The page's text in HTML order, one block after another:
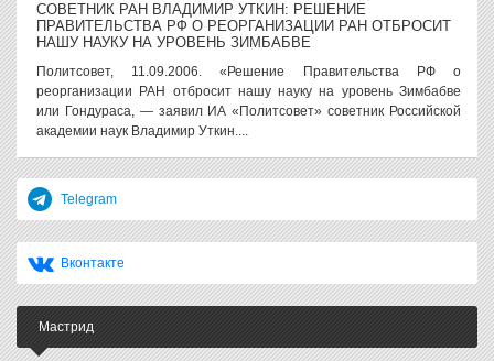
СОВЕТНИК РАН ВЛАДИМИР УТКИН: РЕШЕНИЕ
ПРАВИТЕЛЬСТВА РФ О РЕОРГАНИЗАЦИИ РАН ОТБРОСИТ
НАШУ НАУКУ НА УРОВЕНЬ ЗИМБАБВЕ
Политсовет, 11.09.2006. «Решение Правительства РФ о
реорганизации РАН отбросит нашу науку на уровень Зимбабве
или Гондураса, — заявил ИА «Политсовет» советник Российской
академии наук Владимир Уткин....
Telegram
Вконтакте
Мастрид